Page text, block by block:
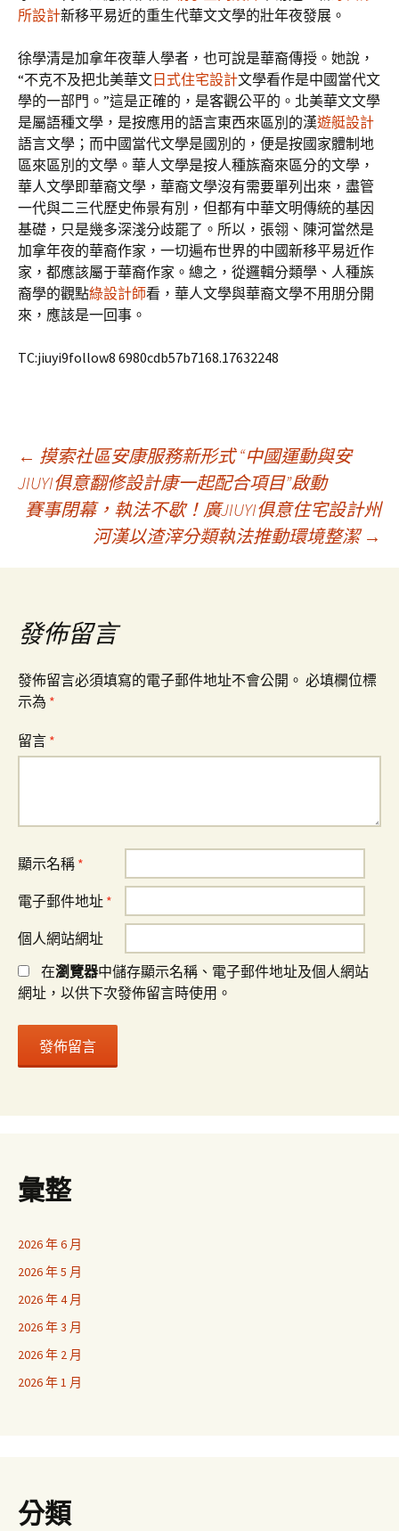
所設計新移平易近的重生代華文文學的壯年夜發展。
徐學清是加拿年夜華人學者，也可說是華裔傳授。她說，
“不克不及把北美華文 日式住宅設計文學看作是中國當代文
學的一部門。”這是正確的，是客觀公平的。北美華文文學
是屬語種文學，是按應用的語言東西來區別的漢遊艇設計
語言文學；而中國當代文學是國別的，便是按國家體制地
區來區別的文學。華人文學是按人種族裔來區分的文學，
華人文學即華裔文學，華裔文學沒有需要單列出來，盡管
一代與二三代歷史佈景有別，但都有中華文明傳統的基因
基礎，只是幾多深淺分歧罷了。所以，張翎、陳河當然是
加拿年夜的華裔作家，一切遍布世界的中國新移平易近作
家，都應該屬于華裔作家。總之，從邏輯分類學、人種族
裔學的觀點綠設計師看，華人文學與華裔文學不用朋分開
來，應該是一回事。
TC:jiuyi9follow8 6980cdb57b7168.17632248
文
章
導
覽
← 摸索社區安康服務新形式 “中國運動與安
JIUYI俱意翻修設計康一起配合項目”啟動
賽事閉幕，執法不歇！廣JIUYI俱意住宅設計州
河漢以渣滓分類執法推動環境整潔 →
發佈留言
發佈留言必須填寫的電子郵件地址不會公開。 必填欄位標
示為 *
留言 *
顯示名稱 *
電子郵件地址 *
個人網站網址
在瀏覽器中儲存顯示名稱、電子郵件地址及個人網站
網址，以供下次發佈留言時使用。
彙整
2026 年 6 月
2026 年 5 月
2026 年 4 月
2026 年 3 月
2026 年 2 月
2026 年 1 月
分類